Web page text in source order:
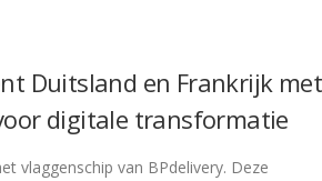
Duitsland en Frankrijk met
digitale transformatie
vlaggenschip van BPdelivery. Deze